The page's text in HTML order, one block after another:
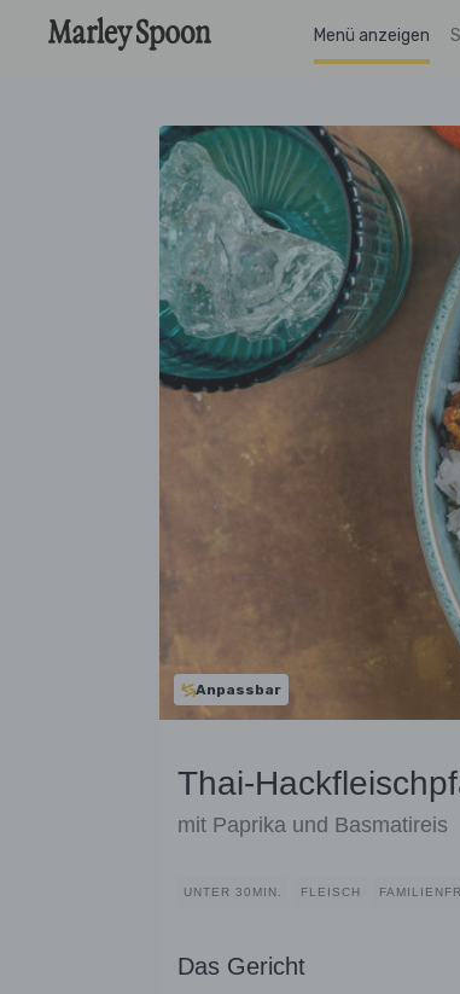
Menü anzeigen
Anpassbar
Thai-
mit Paprika und Basmatireis
UNTER 30MIN. FLEISCH
Das Gericht